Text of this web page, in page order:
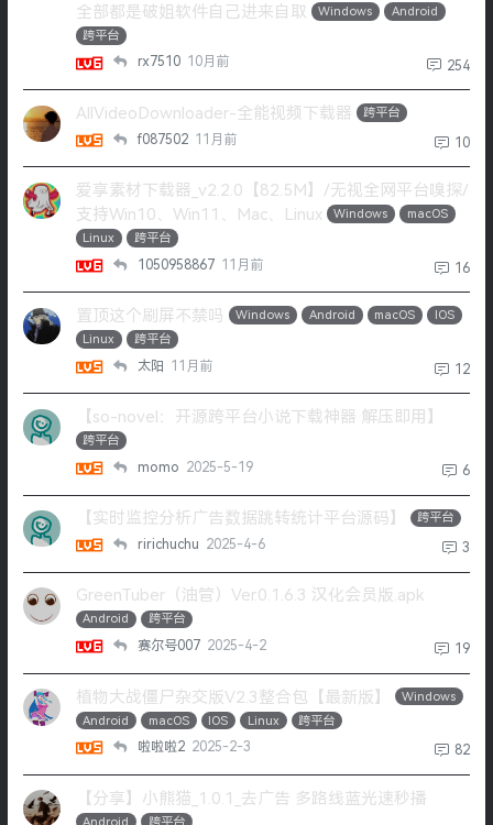
全部都是破姐软件自己进来自取
Windows
Android
跨平台
rx7510 10月前 254
AllVideoDownloader-全能视频下载器 跨平台
f087502 11月前 10
爱享素材下载器_v2.2.0【82.5M】/无视全网平台嗅探/
支持Win10、Win11、Mac、Linux
Windows
macOS
Linux
跨平台
1050958867 11月前 16
置顶这个刷屏不禁吗 Windows Android macOS
IOS
Linux
跨平台
太阳 11月前 12
【so-novel：开源跨平台小说下载神器 解压即用】
跨平台
momo 2025-5-19 6
【实时监控分析广告数据跳转统计平台源码】 跨平台
ririchuchu 2025-4-6 3
GreenTuber（油管）Ver.0.1.6.3 汉化会员版.apk
Android 跨平台
赛尔号007 2025-4-2 19
植物大战僵尸杂交版V2.3整合包【最新版】
Windows
Android
macOS IOS Linux 跨平台
啦啦啦2 2025-2-3 82
【分享】小熊猫_1.0.1_去广告 多路线蓝光速秒播
Android 跨平台